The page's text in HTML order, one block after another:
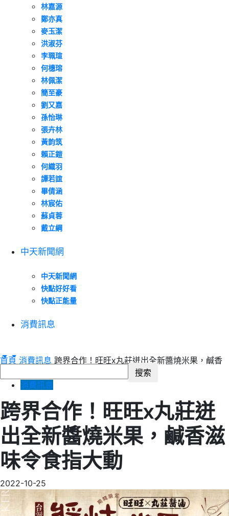
林嘉源
鄭亦真
麥玉潔
洪淑芬
李珮瑄
何橞瑢
林佩潔
簡至豪
劉又嘉
孫怡琳
張卉林
黃韵筑
賴正鎧
何織羽
譚若誼
畢倩涵
林宸佑
蘇貞蓉
戴立綱
中天新聞網
中天新聞網
快點好好看
快點正能量
消費訊息
首頁 消費訊息 跨界合作！旺旺x丸莊迸出全新醬燒米果，鹹香
消費訊息
跨界合作！旺旺x丸莊迸
出全新醬燒米果，鹹香滋
味令食指大動
2022-10-25